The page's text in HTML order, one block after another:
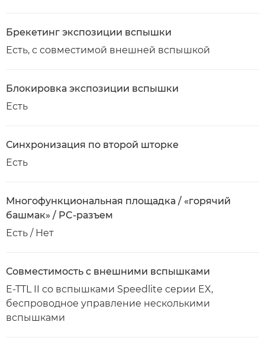
Брекетинг экспозиции вспышки
Есть, с совместимой внешней вспышкой
Блокировка экспозиции вспышки
Есть
Синхронизация по второй шторке
Есть
Многофункциональная площадка / «горячий
башмак» / PC-разъем
Есть / Нет
Совместимость с внешними вспышками
E-TTL II со вспышками Speedlite серии EX,
беспроводное управление несколькими
вспышками